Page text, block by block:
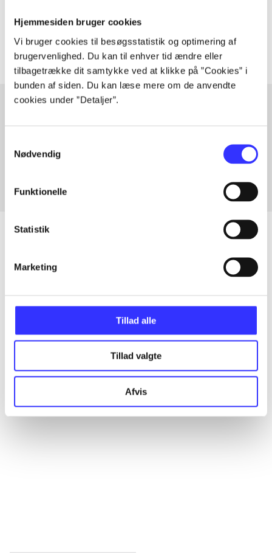
Hjemmesiden bruger cookies
Vi bruger cookies til besøgsstatistik og optimering af
brugervenlighed. Du kan til enhver tid ændre eller
tilbagetrække dit samtykke ved at klikke på ”Cookies” i
bunden af siden. Du kan læse mere om de anvendte
cookies under ”Detaljer”.
Nødvendig
Funktionelle
Statistik
Marketing
Tillad alle
Tillad valgte
Afvis
Artiklerne ihandler ofte om
Fra
Artikler